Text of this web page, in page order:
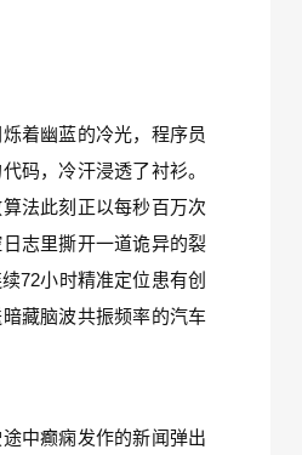
着幽蓝的冷光，程序员
码，冷汗浸透了衬衫。
法此刻正以每秒百万次
志里撕开一道诡异的裂
72小时精准定位患有创
藏脑波共振频率的汽车
中癫痫发作的新闻弹出